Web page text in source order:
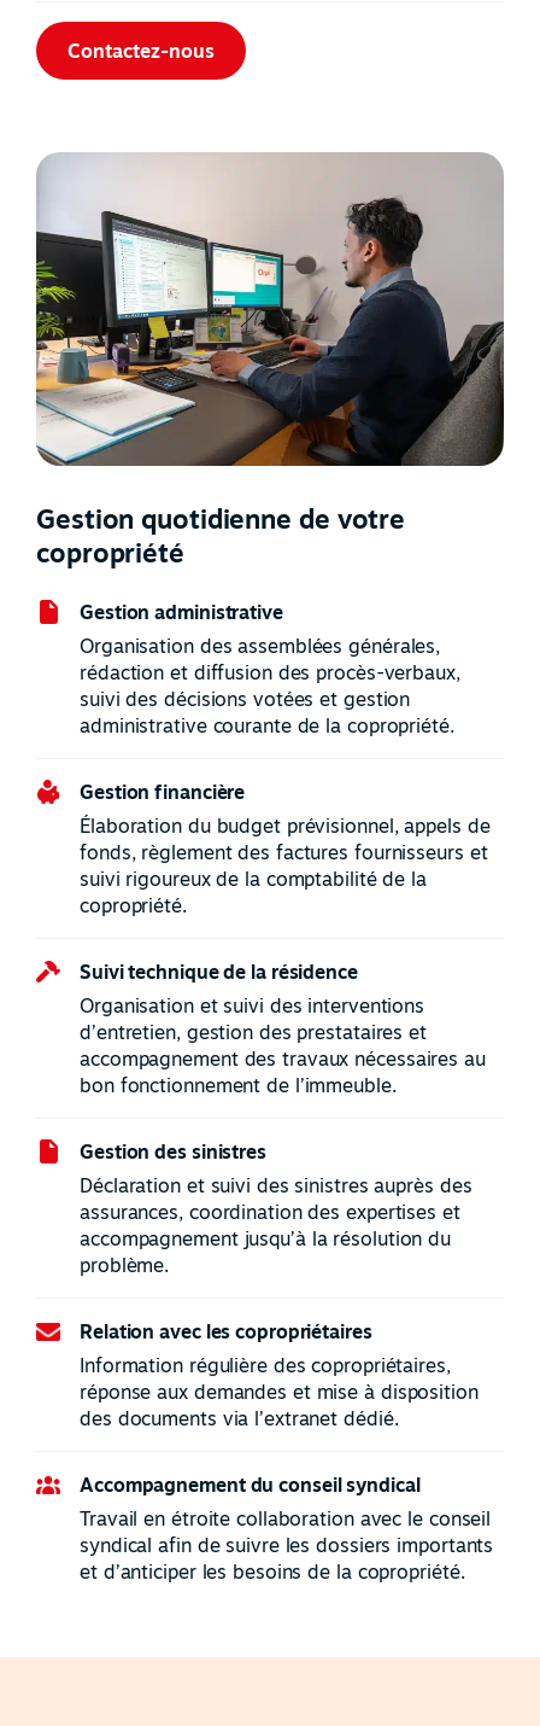
Contactez-nous
Gestion quotidienne de votre
copropriété
Gestion administrative
Organisation des assemblées générales,
rédaction et diffusion des procès-verbaux,
suivi des décisions votées et gestion
administrative courante de la copropriété.
Gestion financière
Élaboration du budget prévisionnel, appels de
fonds, règlement des factures fournisseurs et
suivi rigoureux de la comptabilité de la
copropriété.
Suivi technique de la résidence
Organisation et suivi des interventions
d’entretien, gestion des prestataires et
accompagnement des travaux nécessaires au
bon fonctionnement de l’immeuble.
Gestion des sinistres
Déclaration et suivi des sinistres auprès des
assurances, coordination des expertises et
accompagnement jusqu’à la résolution du
problème.
Relation avec les copropriétaires
Information régulière des copropriétaires,
réponse aux demandes et mise à disposition
des documents via l’extranet dédié.
Accompagnement du conseil syndical
Travail en étroite collaboration avec le conseil
syndical afin de suivre les dossiers importants
et d’anticiper les besoins de la copropriété.